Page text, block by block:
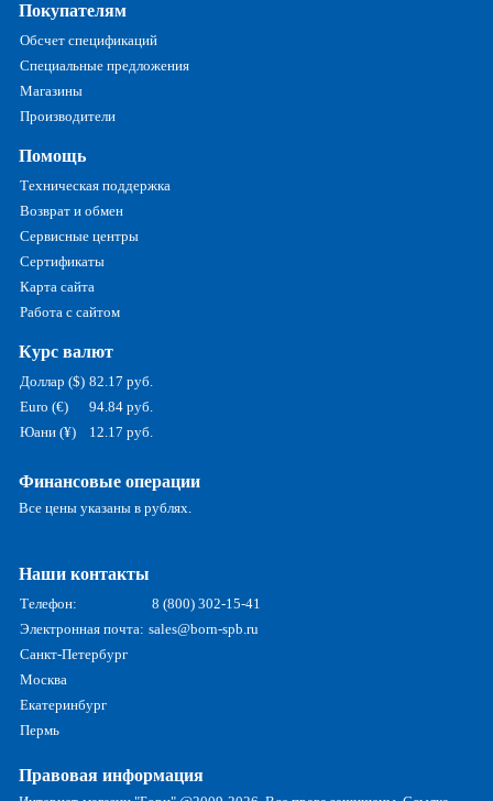
Покупателям
Обсчет спецификаций
Специальные предложения
Магазины
Производители
Помощь
Техническая поддержка
Возврат и обмен
Сервисные центры
Сертификаты
Карта сайта
Работа с сайтом
Курс валют
Доллар ($) 82.17 руб.
Euro (€)
94.84 руб.
Юани (¥)
12.17 руб.
Финансовые операции
Все цены указаны в рублях.
Наши контакты
Телефон:
8 (800) 302-15-41
Электронная почта: sales@born-spb.ru
Санкт-Петербург
Москва
Екатеринбург
Пермь
Правовая информация